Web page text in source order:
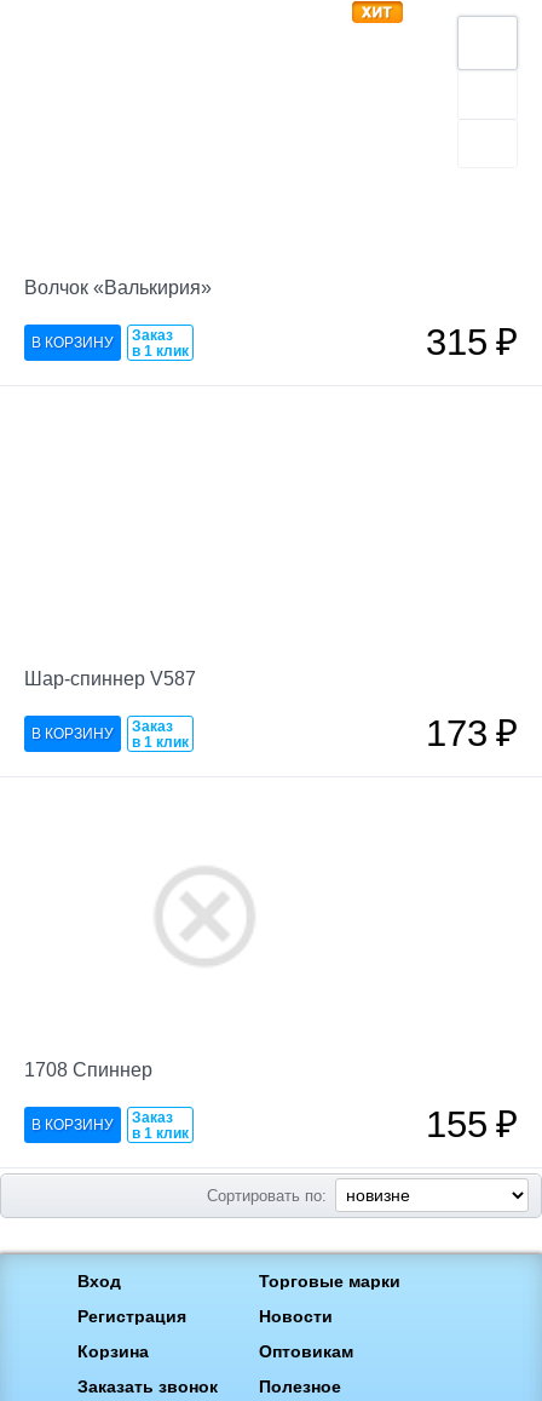
Волчок «Валькирия»
Заказ
в 1 клик
315₽
Шар-спиннер V587
Заказ
в 1 клик
173₽
1708 Спиннер
Заказ
в 1 клик
155₽
Сортировать по:
Вход
Регистрация
Корзина
Заказать звонок
Торговые марки
Новости
Оптовикам
Полезное